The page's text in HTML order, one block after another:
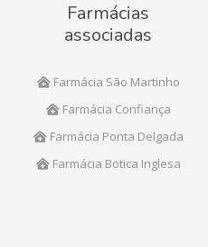
Farmácias
associadas
Farmácia São Martinho
Farmácia Confiança
Farmácia Ponta Delgada
Farmácia Botica Inglesa